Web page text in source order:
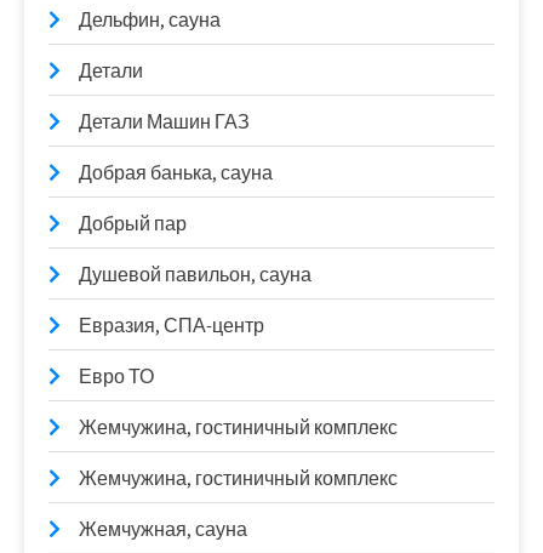
Дельфин, сауна
Детали
Детали Машин ГАЗ
Добрая банька, сауна
Добрый пар
Душевой павильон, сауна
Евразия, СПА-центр
Евро ТО
Жемчужина, гостиничный комплекс
Жемчужина, гостиничный комплекс
Жемчужная, сауна